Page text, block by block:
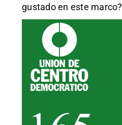
gustado en este marco?